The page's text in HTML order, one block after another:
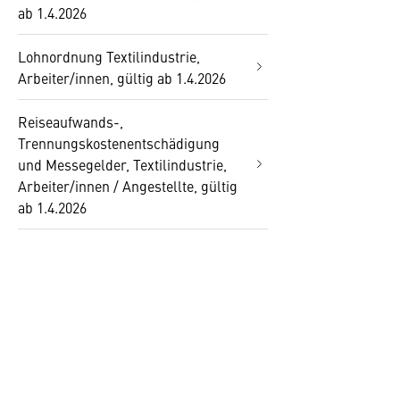
ab 1.4.2026
Lohnordnung Textilindustrie,
Arbeiter/innen, gültig ab 1.4.2026
Reiseaufwands-,
Trennungskostenentschädigung
und Messegelder, Textilindustrie,
Arbeiter/innen / Angestellte, gültig
ab 1.4.2026